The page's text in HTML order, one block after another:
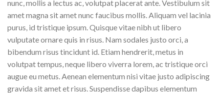
nunc, mollis a lectus ac, volutpat placerat ante. Vestibulum sit
amet magna sit amet nunc faucibus mollis. Aliquam vel lacinia
purus, id tristique ipsum. Quisque vitae nibh ut libero
vulputate ornare quis in risus. Nam sodales justo orci, a
bibendum risus tincidunt id. Etiam hendrerit, metus in
volutpat tempus, neque libero viverra lorem, ac tristique orci
augue eu metus. Aenean elementum nisi vitae justo adipiscing
gravida sit amet et risus. Suspendisse dapibus elementum